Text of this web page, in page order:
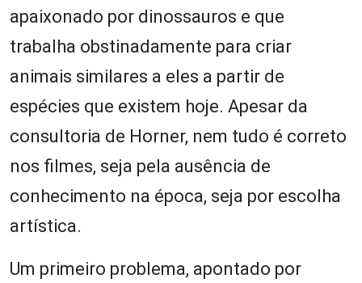
apaixonado por dinossauros e que
trabalha obstinadamente para criar
animais similares a eles a partir de
espécies que existem hoje. Apesar da
consultoria de Horner, nem tudo é correto
nos filmes, seja pela ausência de
conhecimento na época, seja por escolha
artística.
Um primeiro problema, apontado por